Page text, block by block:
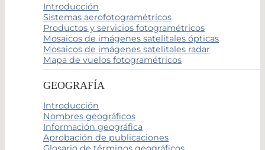
Introducción
Sistemas aerofotogramétricos
Productos y servicios fotogramétricos
Mosaicos de imágenes satelitales ópticas
Mosaicos de imágenes satelitales radar
Mapa de vuelos fotogramétricos
GEOGRAFÍA
Introducción
Nombres geográficos
Información geográfica
Aprobación de publicaciones